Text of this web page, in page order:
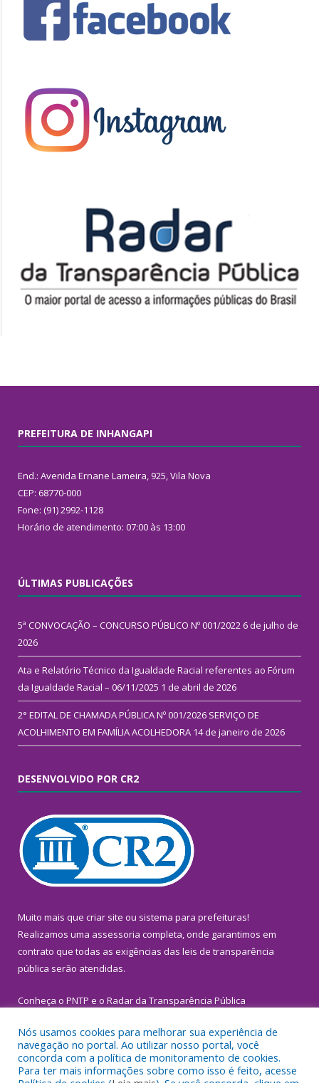
PREFEITURA DE INHANGAPI
End.: Avenida Ernane Lameira, 925, Vila Nova
CEP: 68770-000
Fone: (91) 2992-1128
Horário de atendimento: 07:00 às 13:00
ÚLTIMAS PUBLICAÇÕES
5ª CONVOCAÇÃO – CONCURSO PÚBLICO Nº 001/2022 6 de julho de
2026
Ata e Relatório Técnico da Igualdade Racial referentes ao Fórum
da Igualdade Racial – 06/11/2025 1 de abril de 2026
2° EDITAL DE CHAMADA PÚBLICA Nº 001/2026 SERVIÇO DE
ACOLHIMENTO EM FAMÍLIA ACOLHEDORA 14 de janeiro de 2026
DESENVOLVIDO POR CR2
Muito mais que criar site ou sistema para prefeituras!
Realizamos uma assessoria completa, onde garantimos em
contrato que todas as exigências das leis de transparência
pública serão atendidas.
Conheça o PNTP e o Radar da Transparência Pública
Todos os direitos reservados a Prefeitura Municipal de
Nós usamos cookies para melhorar sua experiência de
navegação no portal. Ao utilizar nosso portal, você
concorda com a política de monitoramento de cookies.
Para ter mais informações sobre como isso é feito, acesse